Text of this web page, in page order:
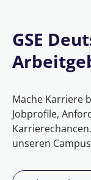
GSE
Mache Karriere
Jobprofile,
unseren